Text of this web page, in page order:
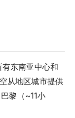
东南亚中心和
从地区城市提供
黎（~11小